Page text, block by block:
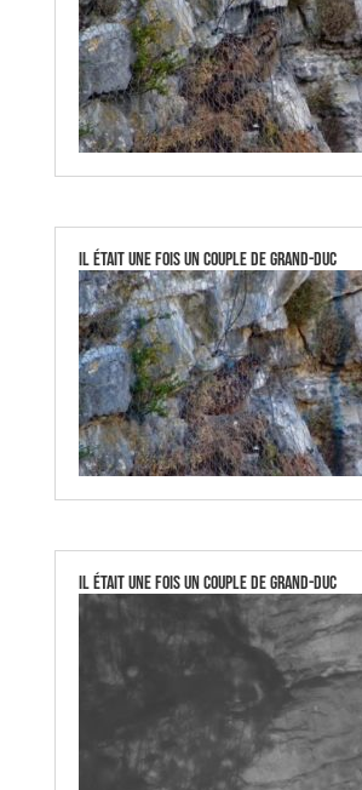
Il était une fois un couple de Grand-Duc
Il était une fois un couple de Grand-Duc